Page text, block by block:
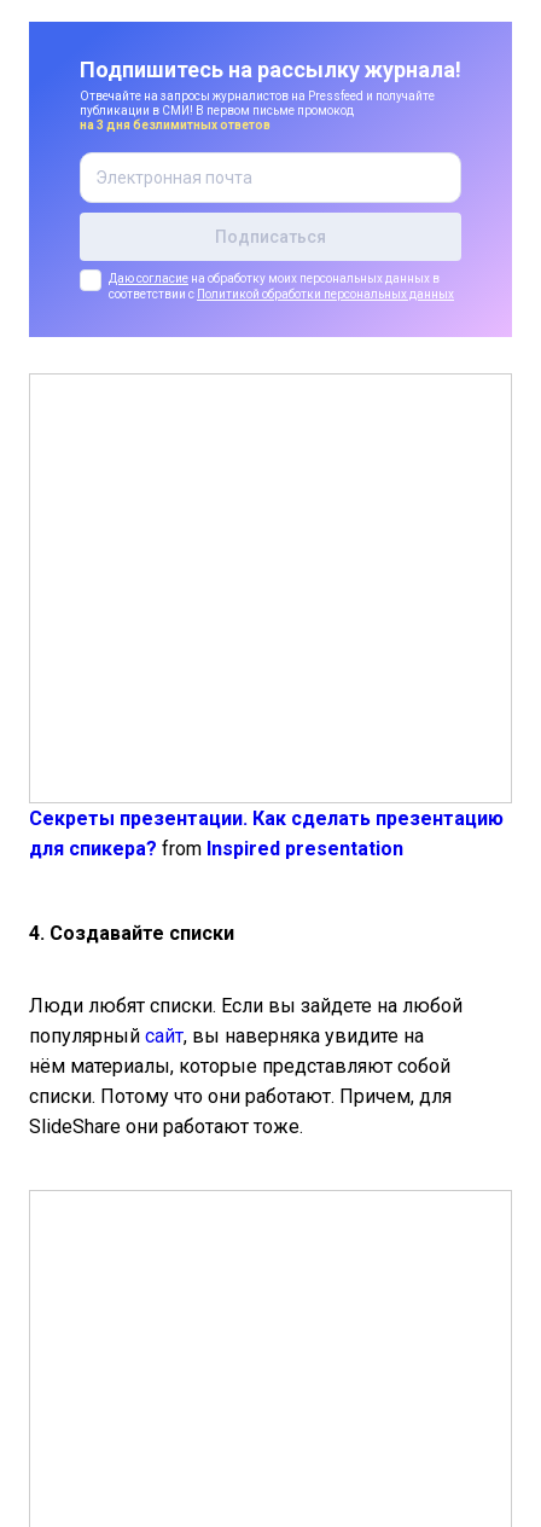
Подпишитесь на рассылку журнала!
Отвечайте на запросы журналистов на Pressfeed и получайте
публикации в СМИ! В первом письме промокод
на 3 дня безлимитных ответов
Даю согласие на обработку моих персональных данных в
соответствии с Политикой обработки персональных данных
Секреты презентации. Как сделать презентацию
для спикера? from Inspired presentation
4. Создавайте списки
Люди любят списки. Если вы зайдете на любой
популярный сайт, вы наверняка увидите на
нём материалы, которые представляют собой
списки. Потому что они работают. Причем, для
SlideShare они работают тоже.